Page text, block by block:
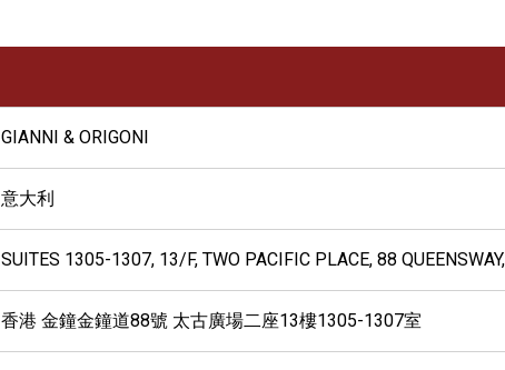
GIANNI & ORIGONI
意大利
SUITES 1305-1307, 13/F, TWO PACIFIC PLACE, 88
香港 金鐘金鐘道88號 太古廣場二座13樓1305-1307室